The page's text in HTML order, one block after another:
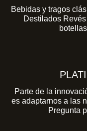
Bebidas y tragos
Destilados
Parte de la
es adaptarnos a las
Pregunta